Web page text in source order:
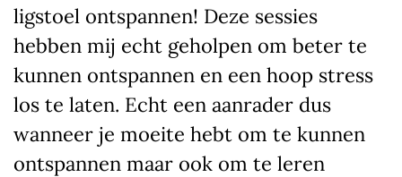
ligstoel ontspannen! Deze sessies
hebben mij echt geholpen om beter te
kunnen ontspannen en een hoop stress
los te laten. Echt een aanrader dus
wanneer je moeite hebt om te kunnen
ontspannen maar ook om te leren